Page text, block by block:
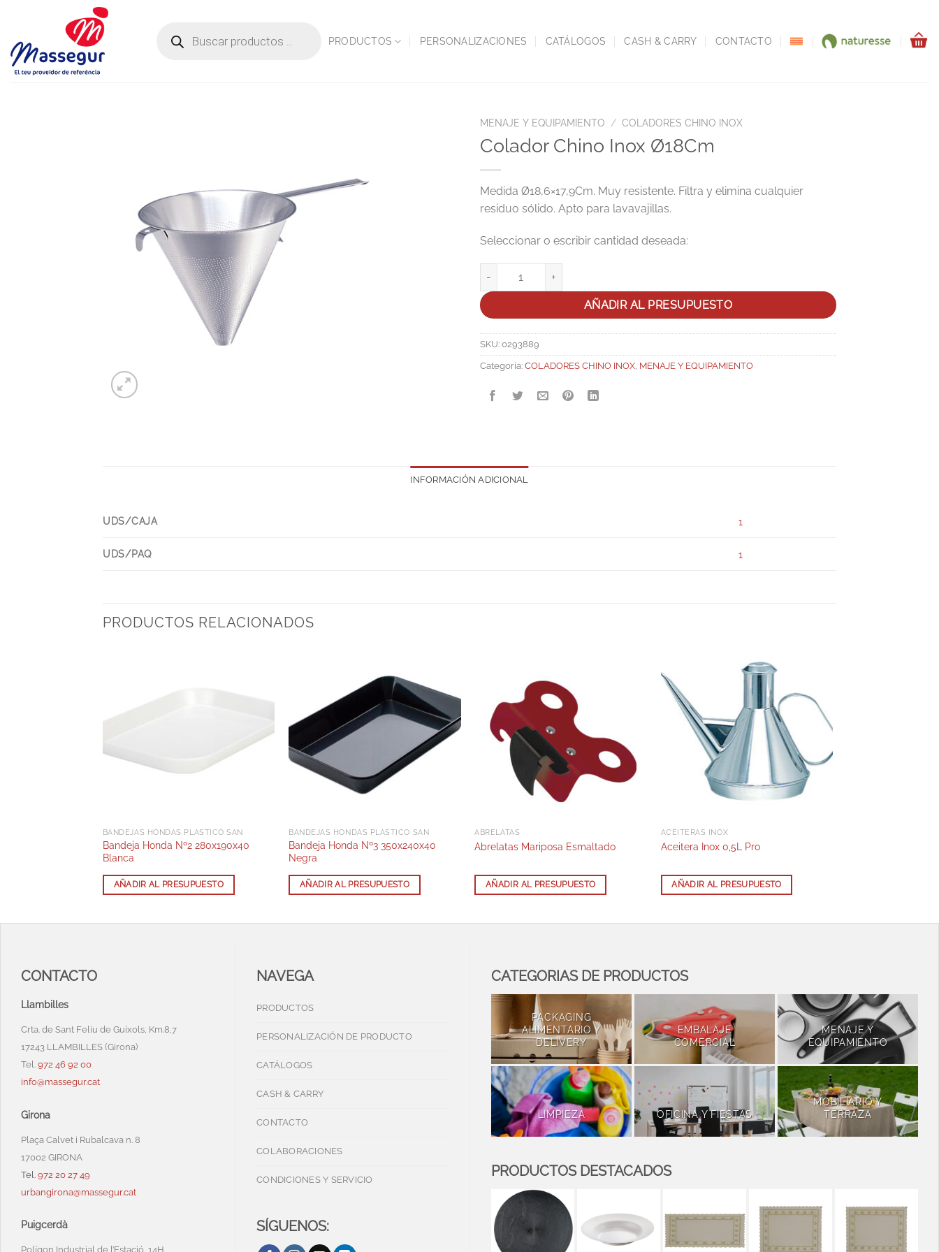
contenido
productos
PRODUCTOS PERSONALIZACIONES CATÁLOGOS CASH & CARRY CONTACTO
MENAJE Y EQUIPAMIENTO / COLADORES CHINO INOX
Colador Chino Inox Ø18Cm
Medida Ø18,6×17,9Cm. Muy resistente. Filtra y elimina cualquier
residuo sólido. Apto para lavavajillas.
AÑADIR AL PRESUPUESTO
SKU: 0293889
Categoría: COLADORES CHINO INOX MENAJE Y EQUIPAMIENTO
INFORMACIÓN ADICIONAL
UDS/CAJA 1
UDS/PAQ 1
PRODUCTOS RELACIONADOS
BANDEJAS HONDAS PLÁSTICO SAN
Bandeja Honda Nº2 280x190x40
Blanca
AÑADIR AL PRESUPUESTO
BANDEJAS HONDAS PLÁSTICO SAN
Bandeja Honda Nº3 350x240x40
Negra
AÑADIR AL PRESUPUESTO
ABRELATAS
Abrelatas Mariposa Esmaltado
AÑADIR AL PRESUPUESTO
ACEITERAS INOX
Aceitera Inox 0,5L Pro
AÑADIR AL PRESUPUESTO
CONTACTO
Llambilles
Crta. de Sant Feliu de Guíxols, Km.8,7
17243 LLAMBILLES (Girona)
Tel. 972 46 92 00
info@massegur.cat
Girona
Plaça Calvet i Rubalcava n. 8
17002 GIRONA
Tel. 972 20 27 49
urbangirona@massegur.cat
Puigcerdà
Polígon Industrial de l’Estació, 14H
NAVEGA
PRODUCTOS
PERSONALIZACIÓN DE PRODUCTO
CATÁLOGOS
CASH & CARRY
CONTACTO
COLABORACIONES
CONDICIONES Y SERVICIO
SÍGUENOS:
CATEGORIAS DE PRODUCTOS
PACKAGING
ALIMENTARIO Y
DELIVERY
EMBALAJE
COMERCIAL
MENAJE Y
EQUIPAMIENTO
LIMPIEZA OFICINA Y FIESTAS
MOBILIARIO Y
TERRAZA
PRODUCTOS DESTACADOS